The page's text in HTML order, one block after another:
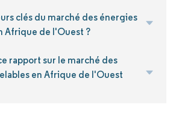
clés du marché des énergies
Afrique de l'Ouest ?
rapport sur le marché des
en Afrique de l'Ouest